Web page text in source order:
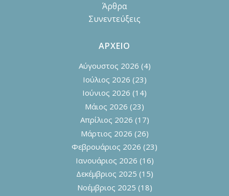
Άρθρα
Συνεντεύξεις
ΑΡΧΕΙΟ
Αύγουστος 2026 (4)
Ιούλιος 2026 (23)
Ιούνιος 2026 (14)
Μάιος 2026 (23)
Απρίλιος 2026 (17)
Μάρτιος 2026 (26)
Φεβρουάριος 2026 (23)
Ιανουάριος 2026 (16)
Δεκέμβριος 2025 (15)
Νοέμβριος 2025 (18)